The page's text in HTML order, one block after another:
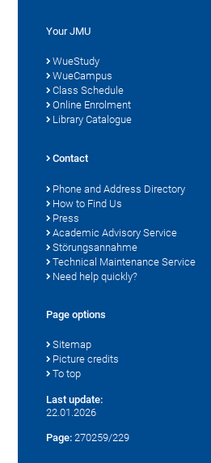
Your JMU
WueStudy
WueCampus
Class Schedule
Online Enrolment
Library Catalogue
Contact
Phone and Address Directory
How to Find Us
Press
Academic Advisory Service
Störungsannahme
Technical Maintenance Service
Need help quickly?
Page options
Sitemap
Picture credits
To top
Last update:
22.01.2026
Page: 270259/229